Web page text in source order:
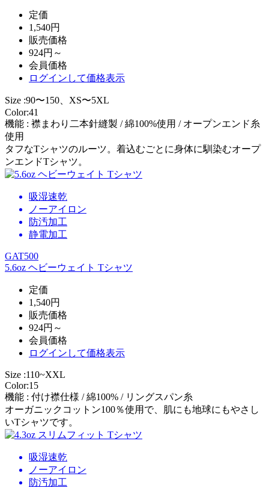
定価
1,540円
販売価格
924円～
会員価格
ログイン して価格表示
Size :90〜150、XS〜5XL
Color:41
機能 : 襟まわり二本針縫製 / 綿100%使用 / オープンエンド糸
使用
タフなTシャツのルーツ。着込むごとに身体に馴染むオープ
ンエンドTシャツ。
吸湿速乾
ノーアイロン
防汚加工
静電加工
GAT500
5.6oz ヘビーウェイト Tシャツ
定価
1,540円
販売価格
924円～
会員価格
ログイン して価格表示
Size :110~XXL
Color:15
機能 : 付け襟仕様 / 綿100% / リングスパン糸
オーガニックコットン100％使用で、肌にも地球にもやさし
いTシャツです。
吸湿速乾
ノーアイロン
防汚加工